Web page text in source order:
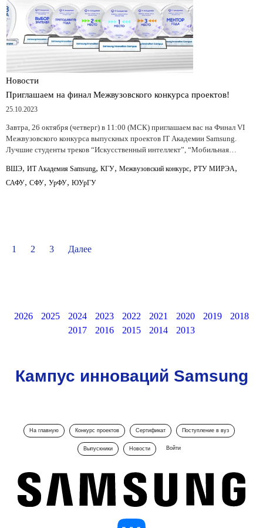
Новости
Приглашаем на финал Межвузовского конкурса проектов!
25.10.2023
Завтра, 26 октября (четверг) в 11:00 (МСК) приглашаем вас на Финал VI
Межвузовского конкурса выпускных проектов IT Академии Samsung.
Лучшие студенты треков “Искусственный интеллект”, “Мобильная…
ВШЭ, ИТ Академия Samsung, КГУ, Межвузовский конкурс, РТУ МИРЭА,
САФУ, СФУ, УрФУ, ЮУрГУ
1 2 3 Далее
2026 2025 2024 2023 2022 2021 2020 2019
2018
2017
2016 2015 2014 2013
Кампус инноваций Samsung
На главную Конкурс проектов Сертификат Поступление в вуз
Выпускники Новости Войти